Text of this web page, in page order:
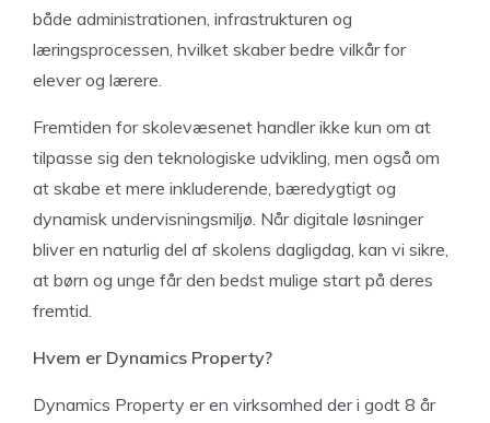
både administrationen, infrastrukturen og
læringsprocessen, hvilket skaber bedre vilkår for
elever og lærere.
Fremtiden for skolevæsenet handler ikke kun om at
tilpasse sig den teknologiske udvikling, men også om
at skabe et mere inkluderende, bæredygtigt og
dynamisk undervisningsmiljø. Når digitale løsninger
bliver en naturlig del af skolens dagligdag, kan vi sikre,
at børn og unge får den bedst mulige start på deres
fremtid.
Hvem er Dynamics Property?
Dynamics Property er en virksomhed der i godt 8 år